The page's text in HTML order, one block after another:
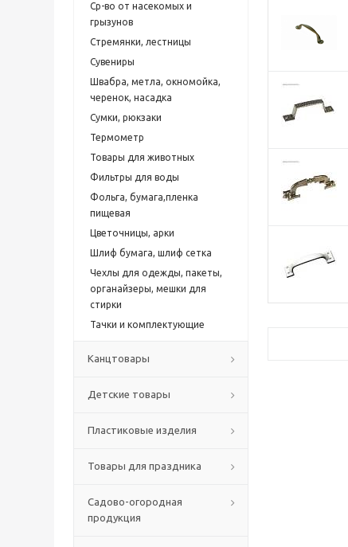
Ср-во от насекомых и
грызунов
Стремянки, лестницы
Сувениры
Швабра, метла, окномойка,
черенок, насадка
Сумки, рюкзаки
Термометр
Товары для животных
Фильтры для воды
Фольга, бумага,пленка
пищевая
Цветочницы, арки
Шлиф бумага, шлиф сетка
Чехлы для одежды, пакеты,
органайзеры, мешки для
стирки
Тачки и комплектующие
Канцтовары
Детские товары
Пластиковые изделия
Товары для праздника
Садово-огородная
продукция